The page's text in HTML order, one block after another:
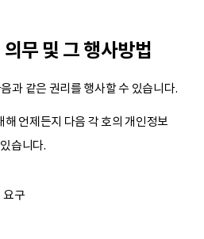
무 및 그 행사방법
과 같은 권리를 행사할 수 있습니다.
언제든지 다음 각 호의 개인정보
습니다.
요구